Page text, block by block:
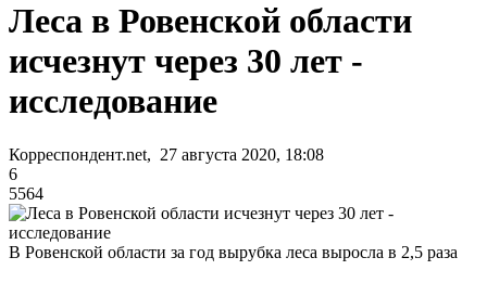
Леса в Ровенской области
исчезнут через 30 лет -
исследование
Корреспондент.net, 27 августа 2020, 18:08
6
5564
В Ровенской области за год вырубка леса выросла в 2,5 раза